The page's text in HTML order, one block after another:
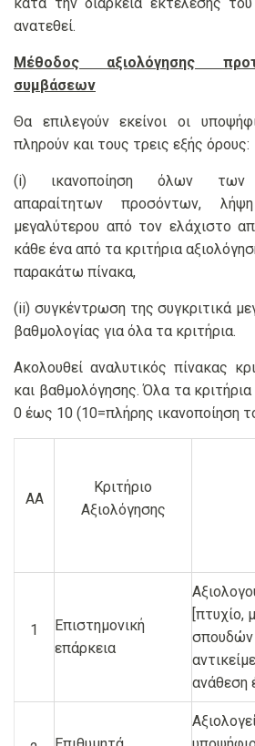
ανατεθεί.
Μέθοδος αξιολόγησης
συμβάσεων
Θα επιλεγούν εκείνοι οι
πληρούν και τους τρεις εξής όρους:
(i) ικανοποίηση όλων των
απαραίτητων προσόντων,
μεγαλύτερου από τον ελάχιστο
κάθε ένα από τα κριτήρια
παρακάτω πίνακα,
(ii) συγκέντρωση της συγκριτικά
βαθμολογίας για όλα τα κριτήρια.
Ακολουθεί αναλυτικός πίνακας
και βαθμολόγησης. Όλα τα
0 έως 10 (10=πλήρης ικανοποίηση
ΑΑ
Κριτήριο
Αξιολόγησης
1
Επιστημονική
επάρκεια
[πτυχίο,
σπουδών
ανάθεση